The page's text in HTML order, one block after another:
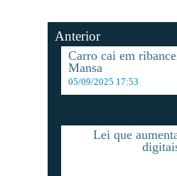
Anterior
Carro cai em
Mansa
05/09/2025 17:53
Lei que